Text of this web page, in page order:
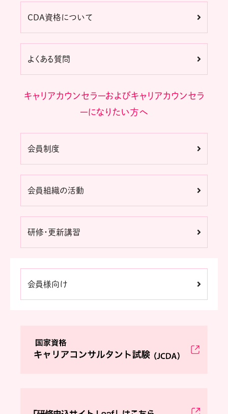
CDA資格について
よくある質問
キャリアカウンセラーおよびキャリアカウンセラ
ーになりたい方へ
会員制度
会員組織の活動
研修・更新講習
会員様向け